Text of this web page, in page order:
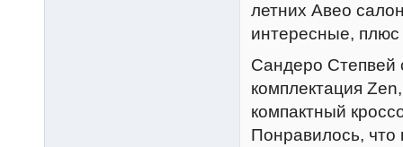
летних Авео
интересные,
Сандеро Степвей
комплектация
компактный
Понравилось,